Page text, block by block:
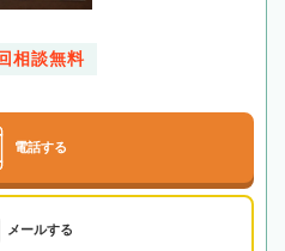
相談無料
電話する
メールする